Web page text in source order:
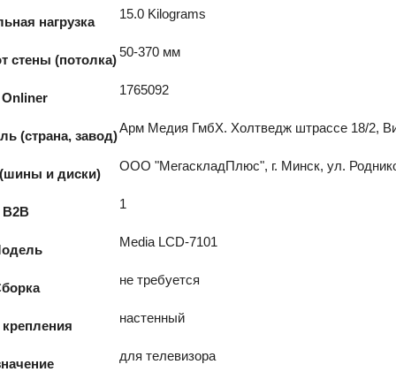
нагрузка
15.0 Kilograms
стены (потолка)
50-370 мм
1765092
(страна, завод)
Арм Медия ГмбХ. Холтведж штрассе 18/2,
и диски)
ООО "МегаскладПлюс", г. Минск, ул.
B2B
1
Media LCD-7101
не требуется
настенный
для телевизора